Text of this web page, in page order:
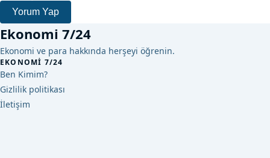
Yorum Yap
Ekonomi 7/24
Ekonomi ve para hakkında herşeyi öğrenin.
EKONOMI 7/24
Ben Kimim?
Gizlilik politikası
İletişim